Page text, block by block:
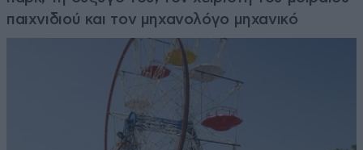
παιχνιδιού και τον μηχανολόγο μηχανικό